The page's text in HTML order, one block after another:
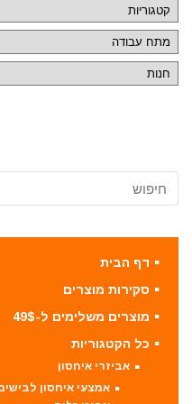
דף הבית
סקירות מוצרים
מוצרים משלימים ל-49$
כל הקטגוריות
אביזרי איחסון
אמצעי איחסון